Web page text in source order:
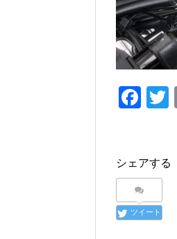
o
k
F
e
b
o
er
シェアする
ツイート